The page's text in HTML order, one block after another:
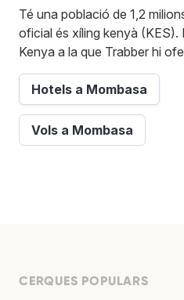
Té una població de 1,2
oficial és xíling kenyà
Kenya a la que Trabber hi
Hotels a Mombasa
Vols a Mombasa
CERQUES POPULARS